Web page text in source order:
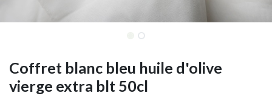
Coffret blanc bleu huile d'olive
vierge extra blt 50cl